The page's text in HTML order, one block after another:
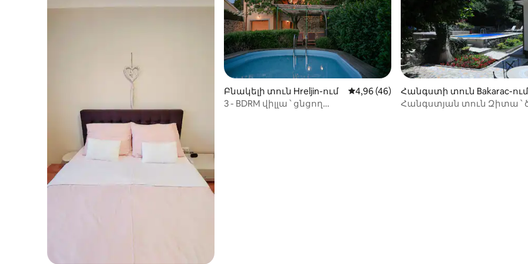
Բնակելի տուն Hreljin-ում Միջին վարկանիշը՝ 5-ից 4,96, 46
4,96 (46)
3 - BDRM վիլլա ՝ ցնցող
Հանգստի տուն Bakarac-ում
Հանգստյան տուն Զիտա ՝